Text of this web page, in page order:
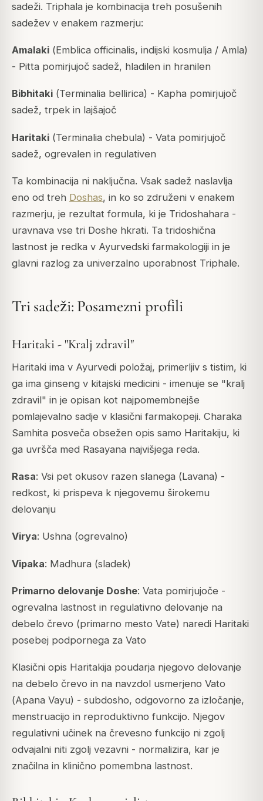
sadeži. Triphala je kombinacija treh posušenih
sadežev v enakem razmerju:
Amalaki (Emblica officinalis, indijski kosmulja / Amla)
- Pitta pomirjujoč sadež, hladilen in hranilen
Bibhitaki (Terminalia bellirica) - Kapha pomirjujoč
sadež, trpek in lajšajoč
Haritaki (Terminalia chebula) - Vata pomirjujoč
sadež, ogrevalen in regulativen
Ta kombinacija ni naključna. Vsak sadež naslavlja
eno od treh Doshas, in ko so združeni v enakem
razmerju, je rezultat formula, ki je Tridoshahara -
uravnava vse tri Doshe hkrati. Ta tridoshična
lastnost je redka v Ayurvedski farmakologiji in je
glavni razlog za univerzalno uporabnost Triphale.
Tri sadeži: Posamezni profili
Haritaki - "Kralj zdravil"
Haritaki ima v Ayurvedi položaj, primerljiv s tistim, ki
ga ima ginseng v kitajski medicini - imenuje se "kralj
zdravil" in je opisan kot najpomembnejše
pomlajevalno sadje v klasični farmakopeji. Charaka
Samhita posveča obsežen opis samo Haritakiju, ki
ga uvršča med Rasayana najvišjega reda.
Rasa: Vsi pet okusov razen slanega (Lavana) -
redkost, ki prispeva k njegovemu širokemu
delovanju
Virya: Ushna (ogrevalno)
Vipaka: Madhura (sladek)
Primarno delovanje Doshe: Vata pomirjujoče -
ogrevalna lastnost in regulativno delovanje na
debelo črevo (primarno mesto Vate) naredi Haritaki
posebej podpornega za Vato
Klasični opis Haritakija poudarja njegovo delovanje
na debelo črevo in na navzdol usmerjeno Vato
(Apana Vayu) - subdosho, odgovorno za izločanje,
menstruacijo in reproduktivno funkcijo. Njegov
regulativni učinek na črevesno funkcijo ni zgolj
odvajalni niti zgolj vezavni - normalizira, kar je
značilna in klinično pomembna lastnost.